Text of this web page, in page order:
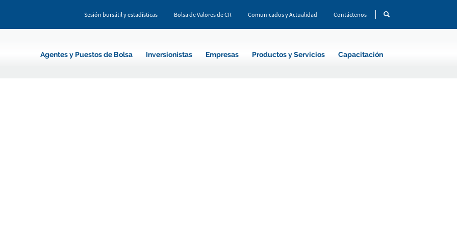
Sesión bursátil y estadísticas Bolsa de Valores de CR Comunicados y Actualidad Contáctenos
Agentes y Puestos de Bolsa Inversionistas Empresas Productos y Servicios Capacitación